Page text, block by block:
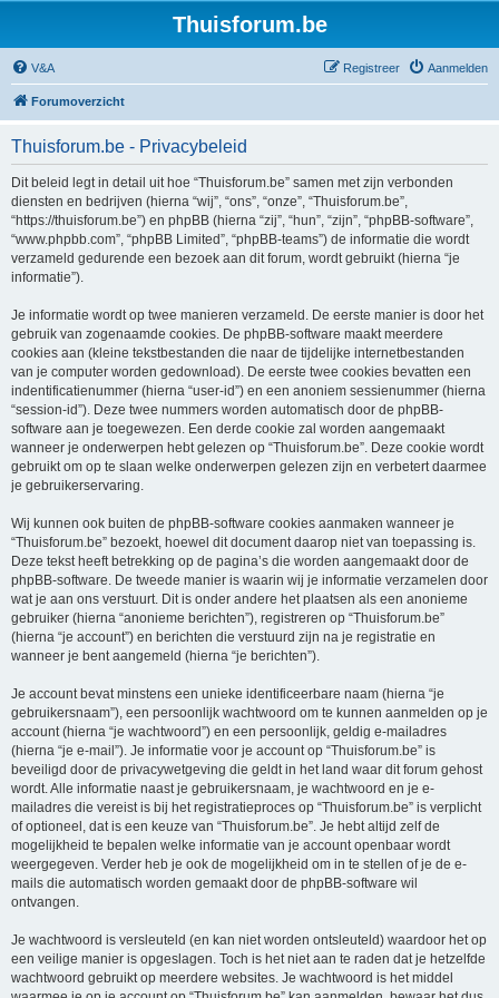
Thuisforum.be
V&A Aanmelden
Registreer
Forumoverzicht
Thuisforum.be - Privacybeleid
Dit beleid legt in detail uit hoe “Thuisforum.be” samen met zijn verbonden
diensten en bedrijven (hierna “wij”, “ons”, “onze”, “Thuisforum.be”,
“https://thuisforum.be”) en phpBB (hierna “zij”, “hun”, “zijn”, “phpBB-software”,
“www.phpbb.com”, “phpBB Limited”, “phpBB-teams”) de informatie die wordt
verzameld gedurende een bezoek aan dit forum, wordt gebruikt (hierna “je
informatie”).
Je informatie wordt op twee manieren verzameld. De eerste manier is door het
gebruik van zogenaamde cookies. De phpBB-software maakt meerdere
cookies aan (kleine tekstbestanden die naar de tijdelijke internetbestanden
van je computer worden gedownload). De eerste twee cookies bevatten een
indentificatienummer (hierna “user-id”) en een anoniem sessienummer (hierna
“session-id”). Deze twee nummers worden automatisch door de phpBB-
software aan je toegewezen. Een derde cookie zal worden aangemaakt
wanneer je onderwerpen hebt gelezen op “Thuisforum.be”. Deze cookie wordt
gebruikt om op te slaan welke onderwerpen gelezen zijn en verbetert daarmee
je gebruikerservaring.
Wij kunnen ook buiten de phpBB-software cookies aanmaken wanneer je
“Thuisforum.be” bezoekt, hoewel dit document daarop niet van toepassing is.
Deze tekst heeft betrekking op de pagina’s die worden aangemaakt door de
phpBB-software. De tweede manier is waarin wij je informatie verzamelen door
wat je aan ons verstuurt. Dit is onder andere het plaatsen als een anonieme
gebruiker (hierna “anonieme berichten”), registreren op “Thuisforum.be”
(hierna “je account”) en berichten die verstuurd zijn na je registratie en
wanneer je bent aangemeld (hierna “je berichten”).
Je account bevat minstens een unieke identificeerbare naam (hierna “je
gebruikersnaam”), een persoonlijk wachtwoord om te kunnen aanmelden op je
account (hierna “je wachtwoord”) en een persoonlijk, geldig e-mailadres
(hierna “je e-mail”). Je informatie voor je account op “Thuisforum.be” is
beveiligd door de privacywetgeving die geldt in het land waar dit forum gehost
wordt. Alle informatie naast je gebruikersnaam, je wachtwoord en je e-
mailadres die vereist is bij het registratieproces op “Thuisforum.be” is verplicht
of optioneel, dat is een keuze van “Thuisforum.be”. Je hebt altijd zelf de
mogelijkheid te bepalen welke informatie van je account openbaar wordt
weergegeven. Verder heb je ook de mogelijkheid om in te stellen of je de e-
mails die automatisch worden gemaakt door de phpBB-software wil
ontvangen.
Je wachtwoord is versleuteld (en kan niet worden ontsleuteld) waardoor het op
een veilige manier is opgeslagen. Toch is het niet aan te raden dat je hetzelfde
wachtwoord gebruikt op meerdere websites. Je wachtwoord is het middel